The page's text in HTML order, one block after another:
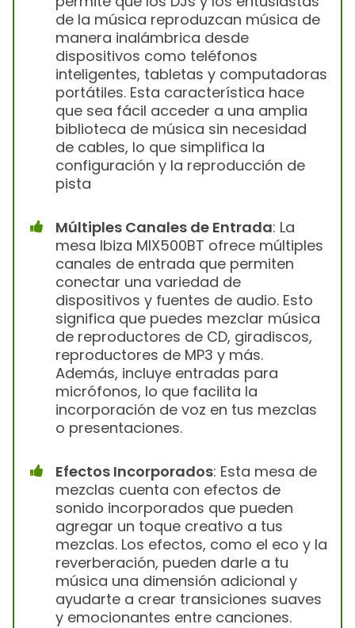
de la música reproduzcan música de
manera inalámbrica desde
dispositivos como teléfonos
inteligentes, tabletas y computadoras
portátiles. Esta característica hace
que sea fácil acceder a una amplia
biblioteca de música sin necesidad
de cables, lo que simplifica la
configuración y la reproducción de
pista
Múltiples Canales de Entrada: La
mesa Ibiza MIX500BT ofrece múltiples
canales de entrada que permiten
conectar una variedad de
dispositivos y fuentes de audio. Esto
significa que puedes mezclar música
de reproductores de CD, giradiscos,
reproductores de MP3 y más.
Además, incluye entradas para
micrófonos, lo que facilita la
incorporación de voz en tus mezclas
o presentaciones.
Efectos Incorporados: Esta mesa de
mezclas cuenta con efectos de
sonido incorporados que pueden
agregar un toque creativo a tus
mezclas. Los efectos, como el eco y la
reverberación, pueden darle a tu
música una dimensión adicional y
ayudarte a crear transiciones suaves
y emocionantes entre canciones.